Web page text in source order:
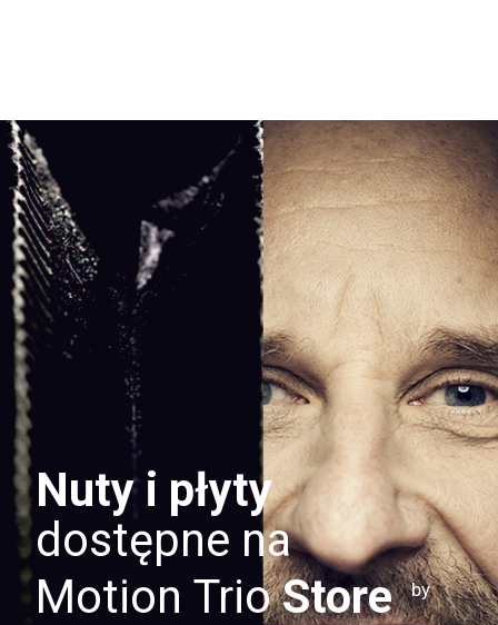
Nuty i płyty
dostępne na
Motion TrioStore by